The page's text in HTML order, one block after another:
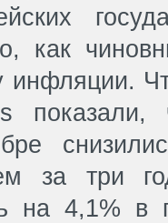
как
инфляции.
за три
на 4,1% в